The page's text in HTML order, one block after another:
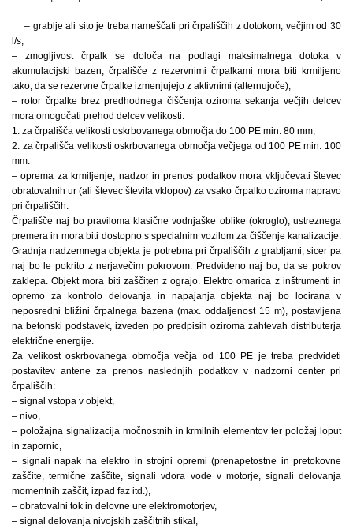
– grablje ali sito je treba nameščati pri črpališčih z dotokom, večjim od 30
l/s,
– zmogljivost črpalk se določa na podlagi maksimalnega dotoka v
akumulacijski bazen, črpališče z rezervnimi črpalkami mora biti krmiljeno
tako, da se rezervne črpalke izmenjujejo z aktivnimi (alternujoče),
– rotor črpalke brez predhodnega čiščenja oziroma sekanja večjih delcev
mora omogočati prehod delcev velikosti:
1. za črpališča velikosti oskrbovanega območja do 100 PE min. 80 mm,
2. za črpališča velikosti oskrbovanega območja večjega od 100 PE min. 100
mm.
– oprema za krmiljenje, nadzor in prenos podatkov mora vključevati števec
obratovalnih ur (ali števec števila vklopov) za vsako črpalko oziroma napravo
pri črpališčih.
Črpališče naj bo praviloma klasične vodnjaške oblike (okroglo), ustreznega
premera in mora biti dostopno s specialnim vozilom za čiščenje kanalizacije.
Gradnja nadzemnega objekta je potrebna pri črpališčih z grabljami, sicer pa
naj bo le pokrito z nerjavečim pokrovom. Predvideno naj bo, da se pokrov
zaklepa. Objekt mora biti zaščiten z ograjo. Elektro omarica z inštrumenti in
opremo za kontrolo delovanja in napajanja objekta naj bo locirana v
neposredni bližini črpalnega bazena (max. oddaljenost 15 m), postavljena
na betonski podstavek, izveden po predpisih oziroma zahtevah distributerja
električne energije.
Za velikost oskrbovanega območja večja od 100 PE je treba predvideti
postavitev antene za prenos naslednjih podatkov v nadzorni center pri
črpališčih:
– signal vstopa v objekt,
– nivo,
– položajna signalizacija močnostnih in krmilnih elementov ter položaj loput
in zapornic,
– signali napak na elektro in strojni opremi (prenapetostne in pretokovne
zaščite, termične zaščite, signali vdora vode v motorje, signali delovanja
momentnih zaščit, izpad faz itd.),
– obratovalni tok in delovne ure elektromotorjev,
– signal delovanja nivojskih zaščitnih stikal,